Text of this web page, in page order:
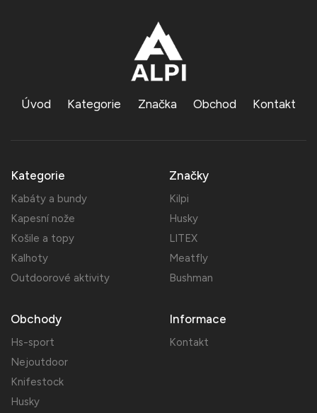
Úvod Kategorie Značka Obchod Kontakt
Kategorie
Kabáty a bundy
Kapesní nože
Košile a topy
Kalhoty
Outdoorové aktivity
Značky
Kilpi
Husky
LITEX
Meatfly
Bushman
Obchody
Hs-sport
Nejoutdoor
Knifestock
Husky
Informace
Kontakt